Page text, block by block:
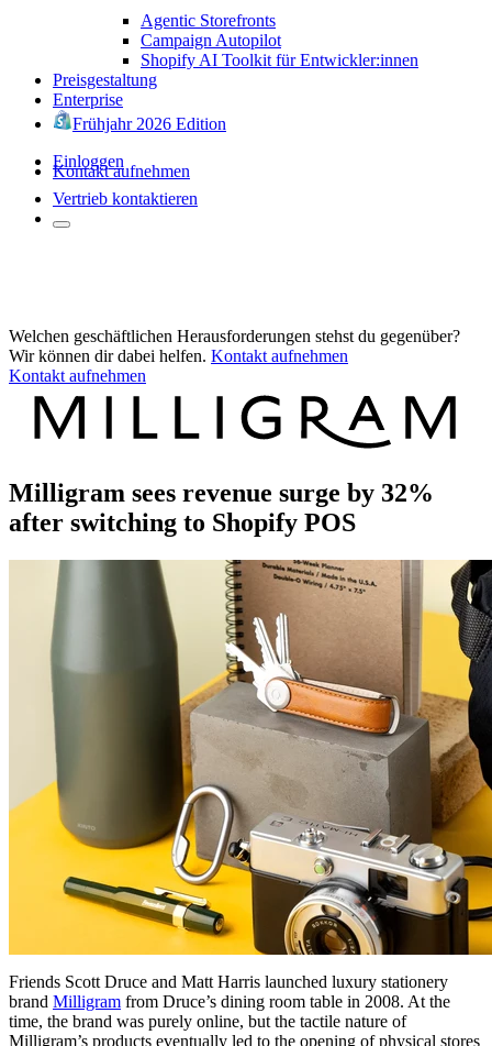
Agentic Storefronts
Campaign Autopilot
Shopify AI Toolkit für Entwickler:innen
Preisgestaltung
Enterprise
Frühjahr 2026 Edition
Einloggen
Kontakt aufnehmen
Vertrieb kontaktieren
Welchen geschäftlichen Herausforderungen stehst du gegenüber?
Wir können dir dabei helfen. Kontakt aufnehmen
Kontakt aufnehmen
Milligram sees revenue surge by 32%
after switching to Shopify POS
Friends Scott Druce and Matt Harris launched luxury stationery
brand Milligram from Druce’s dining room table in 2008. At the
time, the brand was purely online, but the tactile nature of
Milligram’s products eventually led to the opening of physical stores